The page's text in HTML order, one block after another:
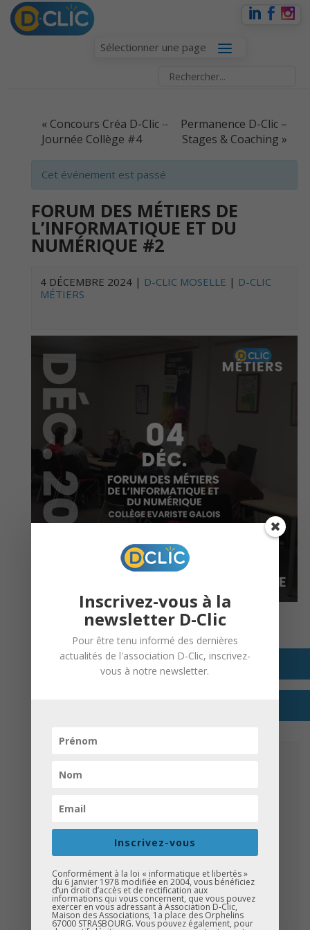
Sélectionner une page
EVENT
NAVIGATION
« Concours Créa D-Clic –
Journée Collège #4
Permanence D-Clic –
Stages & Coaching »
Cet événement est passé
FORUM DES MÉTIERS DE
L’INFORMATIQUE ET DU
NUMÉRIQUE #2
4 DÉCEMBRE 2024 | D-CLIC MOSELLE | D-CLIC
MÉTIERS
À destination des élèves du collège
+ GOOGLE AGENDA
Catégories d’Évènement:
ORGANISATEUR
Association D-Clic
Phone:
03.69.14.46.82
Website:
Inscrivez-vous à la
newsletter D-Clic
Pour être tenu informé des dernières
actualités de l'association D-Clic, inscrivez-
vous à notre newsletter.
Inscrivez-vous
Conformément à la loi « informatique et libertés »
du 6 janvier 1978 modifiée en 2004, vous bénéficiez
d’un droit d’accès et de rectification aux
informations qui vous concernent, que vous pouvez
exercer en vous adressant à Association D-Clic,
Maison des Associations, 1a place des Orphelins
67000 STRASBOURG. Vous pouvez également, pour